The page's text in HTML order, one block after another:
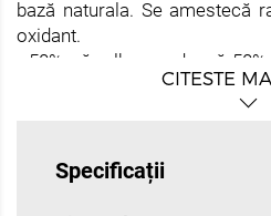
bază naturala. Se amestecă
oxidant.
- 50% păr alb, se adaugă
amestec 1 la 1 vopsea si
profundă a părului alb de
- De la + 70% păr alb, este
naturale minim 70%. Se
CITESTE
Specificații